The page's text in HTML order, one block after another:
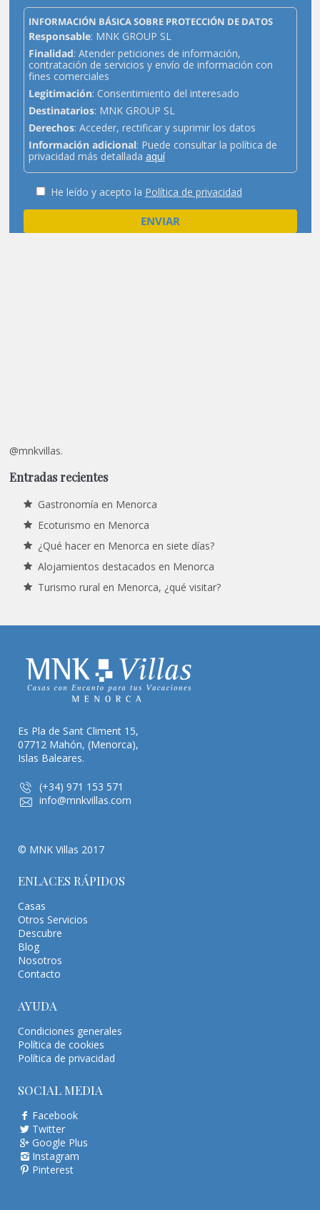
INFORMACIÓN BÁSICA SOBRE PROTECCIÓN DE DATOS
Responsable: MNK GROUP SL
Finalidad: Atender peticiones de información,
contratación de servicios y envío de información con
fines comerciales
Legitimación: Consentimiento del interesado
Destinatarios: MNK GROUP SL
Derechos: Acceder, rectificar y suprimir los datos
Información adicional: Puede consultar la política de
privacidad más detallada aquí
He leído y acepto la Política de privacidad
@mnkvillas.
Entradas recientes
Gastronomía en Menorca
Ecoturismo en Menorca
¿Qué hacer en Menorca en siete días?
Alojamientos destacados en Menorca
Turismo rural en Menorca, ¿qué visitar?
Es Pla de Sant Climent 15,
07712 Mahón, (Menorca),
Islas Baleares.
(+34) 971 153 571
info@mnkvillas.com
© MNK Villas 2017
ENLACES RÁPIDOS
Casas
Otros Servicios
Descubre
Blog
Nosotros
Contacto
AYUDA
Condiciones generales
Política de cookies
Política de privacidad
SOCIAL MEDIA
Facebook
Twitter
Google Plus
Instagram
Pinterest